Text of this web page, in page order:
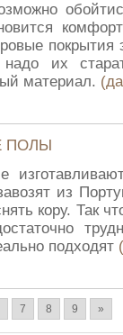
покрытия
их
материал.
ПОЛЫ
из
кору. Так
подходят
7 8 9 »